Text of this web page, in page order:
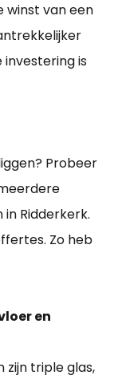
winst van een
investering is
Probeer
Ridderkerk.
Zo heb
en
zijn triple glas,